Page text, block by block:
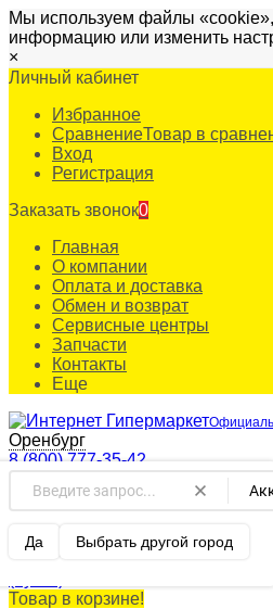
Мы используем файлы
информацию или изменить
×
Личный кабинет
Избранное
СравнениеТовар в
Вход
Регистрация
Заказать звонок0
Главная
О компании
Оплата и доставка
Обмен и возврат
Сервисные центры
Запчасти
Контакты
Еще
Оренбург
✖
Оренбург ваш город?
Да Выбрать другой город
8 (800) 777-35-42
Корзина
Товар в корзине!